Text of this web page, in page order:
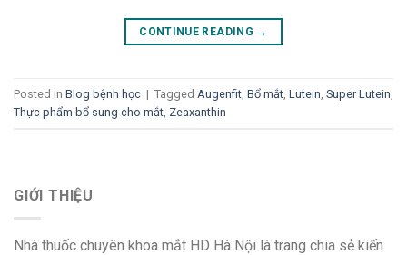
CONTINUE READING →
Posted in Blog bệnh học | Tagged Augenfit Bổ mắt Lutein Super Lutein
Thực phẩm bổ sung cho mắt Zeaxanthin
GIỚI THIỆU
Nhà thuốc chuyên khoa mắt HD Hà Nội là trang chia sẻ kiến